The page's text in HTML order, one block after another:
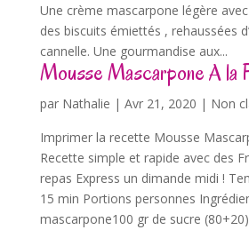
Une crème mascarpone légère
des biscuits émiettés , rehaussées
cannelle. Une gourmandise aux...
Mousse Mascarpone A la
par Nathalie | Avr 21, 2020 | Non
Imprimer la recette Mousse
Recette simple et rapide avec des
repas Express un dimande midi !
15 min Portions personnes
mascarpone100 gr de sucre